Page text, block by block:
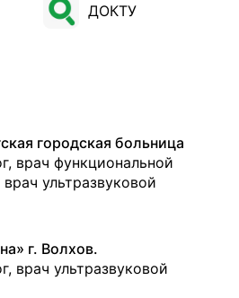
ДОКТУ
городская больница
ультразвуковой
г. Волхов.